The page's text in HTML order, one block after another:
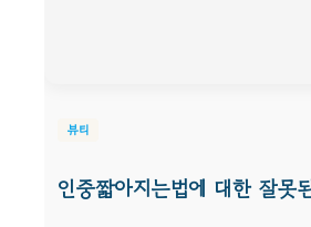
뷰티
인중짧아지는법에 대한 잘못